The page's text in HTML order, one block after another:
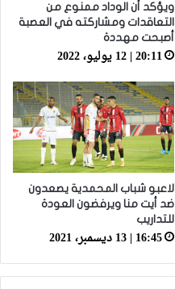
ويؤكد أن الوداد ممنوع من
التعاقدات ومشاركته في العصبة
أصبحت مهددة
20:11 | 12 يوليو، 2022
لاعبو شباب المحمدية يصعدون
ضد أيت منا ويرفضون العودة
للتداريب
16:45 | 13 ديسمبر، 2021